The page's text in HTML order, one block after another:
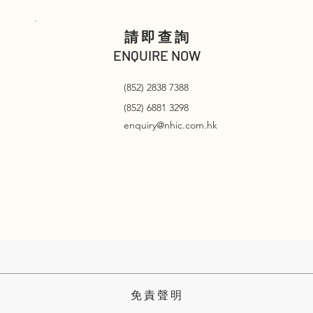
請即查詢
ENQUIRE NOW
(852) 2838 7388
(852) 6881 3298
enquiry@nhic.com.hk
免 責 聲 明